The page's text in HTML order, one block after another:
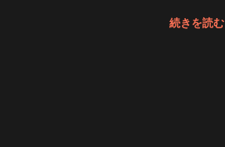
をコントロールする基
= "lblSdkVersion" /> ま
続きを読む